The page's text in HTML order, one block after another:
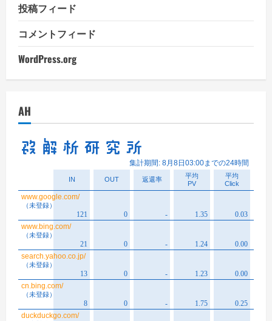
投稿フィード
コメントフィード
WordPress.org
AH